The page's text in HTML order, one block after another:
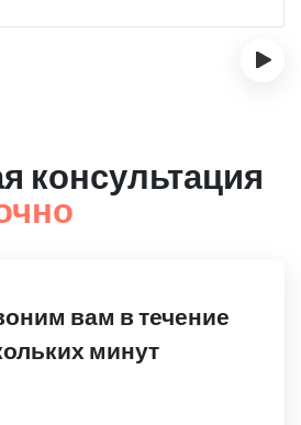
›
консультация
вам в течение
минут